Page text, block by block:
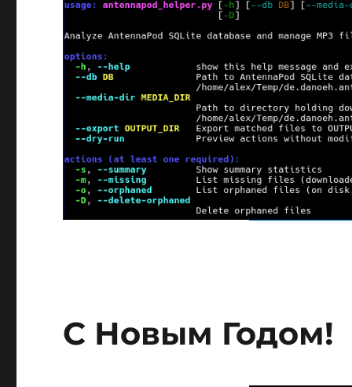
С Новым Годом!